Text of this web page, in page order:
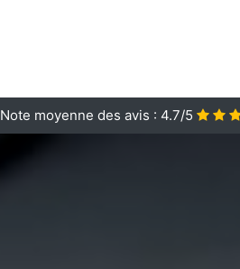
Note moyenne des avis : 4.7/5